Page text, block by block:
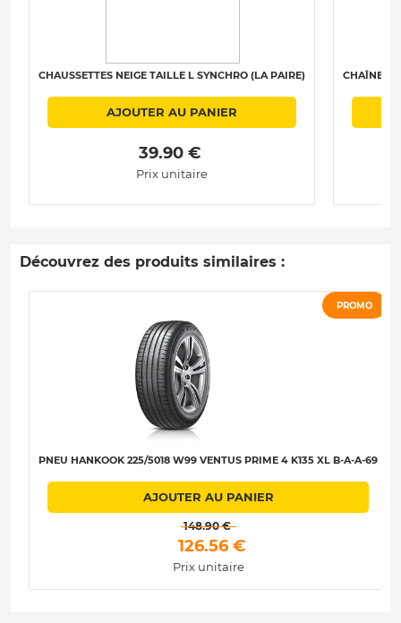
CHAUSSETTES NEIGE TAILLE L SYNCHRO (LA PAIRE)
AJOUTER AU PANIER
39.90 €
Prix unitaire
CHAÎNES
Découvrez des produits similaires :
PROMO
PNEU HANKOOK 225/5018 W99 VENTUS PRIME 4 K135 XL B-A-A-69
AJOUTER AU PANIER
148.90 €
126.56 €
Prix unitaire